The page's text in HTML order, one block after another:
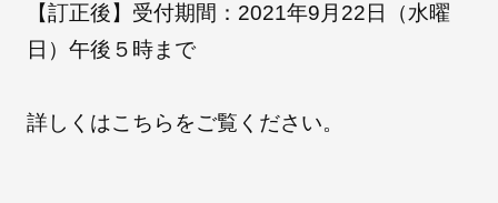
メディア情報
【訂正後】受付期間： 2021年9月 22 日（水曜
日）午後５時まで
詳しくはこちら をご覧ください。